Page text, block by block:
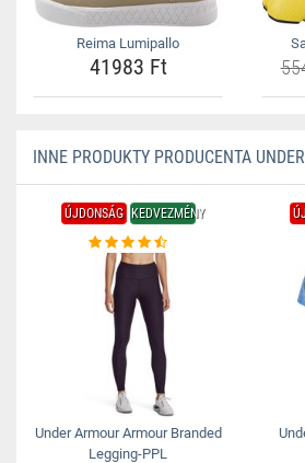
Reima Lumipallo
41983 Ft
INNE PRODUKTY PRODUCENTA
ÚJDONSÁG KEDVEZMÉNY
Under Armour Armour Branded
Legging-PPL